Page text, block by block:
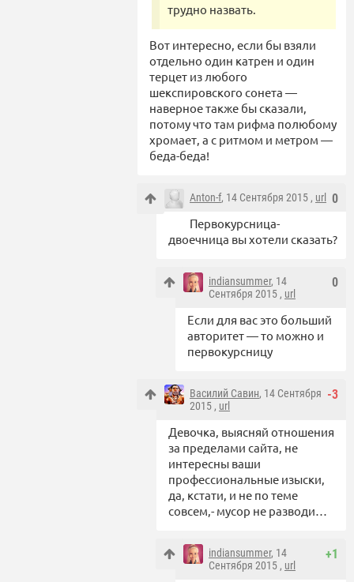
трудно назвать.
Вот интересно, если бы взяли
отдельно один катрен и один
терцет из любого
шекспировского сонета —
наверное также бы сказали,
потому что там рифма полюбому
хромает, а с ритмом и метром —
беда-беда!
0
Anton-f, 14 Сентября 2015 , url
Первокурсница-
двоечница вы хотели сказать?
0
indiansummer, 14
Сентября 2015 , url
Если для вас это больший
авторитет — то можно и
первокурсницу
-3
Василий Савин, 14 Сентября
2015 , url
Девочка, выясняй отношения
за пределами сайта, не
интересны ваши
профессиональные изыски,
да, кстати, и не по теме
совсем,- мусор не разводи…
+1
indiansummer, 14
Сентября 2015 , url